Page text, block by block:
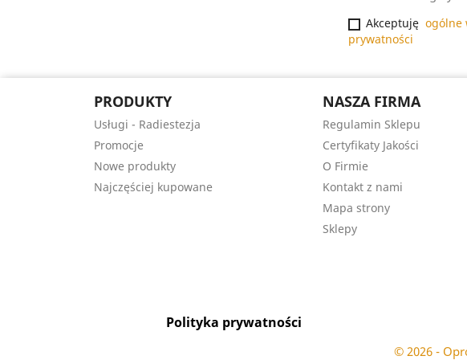
Akceptuję ogólne
prywatności
PRODUKTY
Usługi - Radiestezja
Promocje
Nowe produkty
Najczęściej kupowane
NASZA FIRMA
Regulamin Sklepu
Certyfikaty Jakości
O Firmie
Kontakt z nami
Mapa strony
Sklepy
Polityka prywatności
© 2026 -